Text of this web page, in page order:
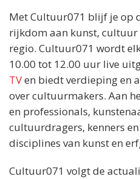
Met Cultuur071 blijf je op
rijkdom aan kunst, cultuur
regio. Cultuur071 wordt
10.00 tot 12.00 uur live
TVen biedt verdieping en
over cultuurmakers. Aan
en professionals,
cultuurdragers, kenners
disciplines van kunst en
Cultuur071 volgt de